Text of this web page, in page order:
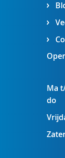
Ma
do